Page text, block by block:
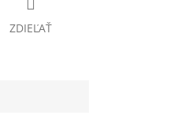
ZDIEĽAŤ